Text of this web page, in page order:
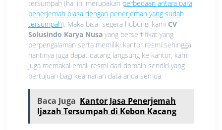
tersumpah (hal ini merupakan perbedaan antara para
penerjemah biasa dengan penerjemah yang sudah
tersumpah). Maka bisa segera hubungi kami CV
Solusindo Karya Nusa yang bersertifikat yang
berpengalaman serta memiliki kantor resmi sehingga
nantinya juga dapat datang langsung ke kantor, kami
juga memakai email resmi dari domain sendiri yang
bertujuan bagi keamanan data anda semua.
Baca Juga Kantor Jasa Penerjemah
Ijazah Tersumpah di Kebon Kacang